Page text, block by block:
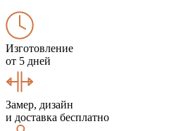
Изготовление
от 5 дней
Замер, дизайн
и доставка бесплатно